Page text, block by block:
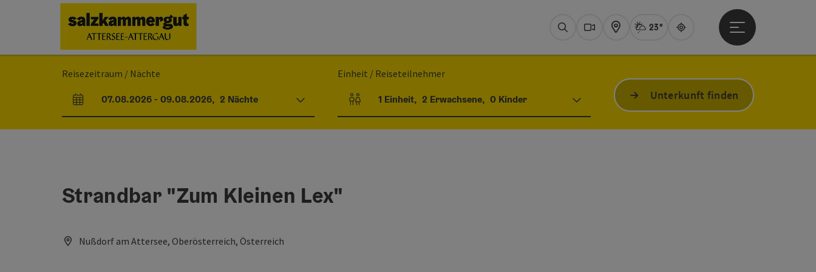
[0]
Zur Navigation[1]
Zum Seitenanfang
Zum Impressum [5]
Zu den Hinweisen zur Bedienung der Website
[7]
SuchenWebcams
Karte Aktuelles WetterAttersee,
23°
Guide
Hauptmenü öffnen
Reisezeitraum / Nächte
An- und Abreisefelder
07.08.2026- 09.08.2026, 2 Nächte
Einheit / Reiseteilnehmer
Einheitenanzahl und Personenfelder
1 Einheit, 2 Erwachsene, 0 Kinder Unterkunft finden
Strandbar "Zum Kleinen Lex"
Nußdorf am Attersee, Oberösterreich, Österreich